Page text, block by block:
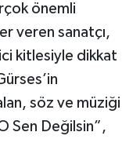
önemli
veren sanatçı,
kitlesiyle dikkat
söz ve müziği
Sen Değilsin”,